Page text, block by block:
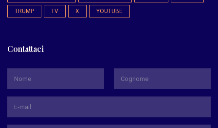
TRUMP TV X YOUTUBE
Contattaci